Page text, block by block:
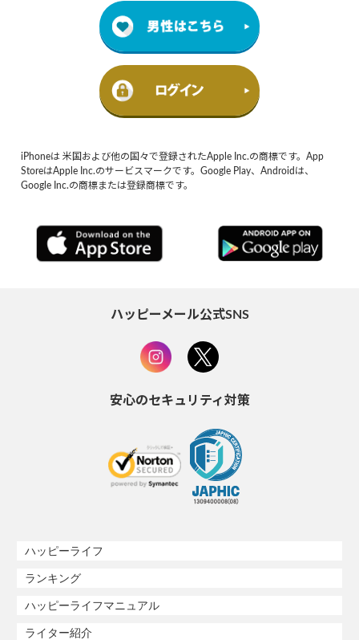
iPhoneは 米国および他の国々で登録されたApple Inc.の商標です。App
StoreはApple Inc.のサービスマークです。Google Play、Androidは、
Google Inc.の商標または登録商標です。
ハッピーメール公式SNS
安心のセキュリティ対策
ハッピーライフ
ランキング
ハッピーライフマニュアル
ライター紹介